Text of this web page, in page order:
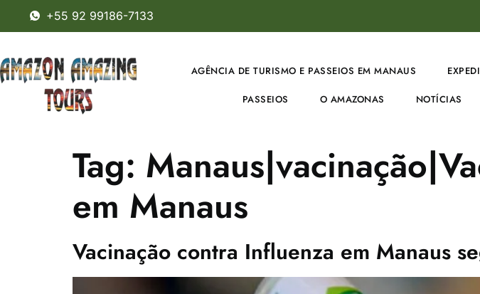
+55 92 99186-7133
AGÊNCIA DE TURISMO E PASSEIOS EM MANAUS
PASSEIOS O AMAZONAS NOTÍCIAS
Tag:
em Manaus
Vacinação contra Influenza em Manaus